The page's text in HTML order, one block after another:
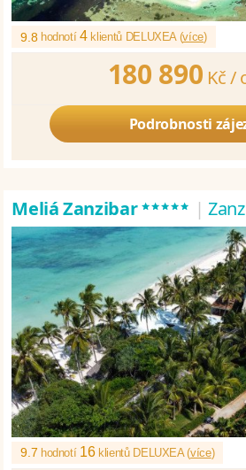
9.8 hodnotí4klientů DELUXEA (více)
180 890 Kč /
Podrobnosti
Meliá Zanzibar***** |
9.7 hodnotí 16klientů DELUXEA (více)